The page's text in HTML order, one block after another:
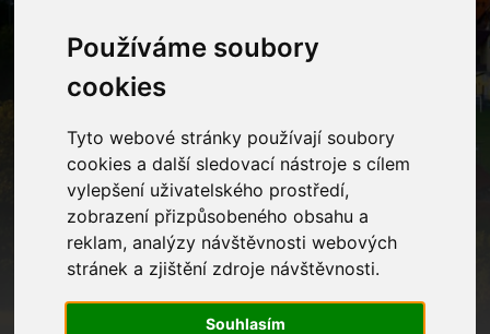
Používáme soubory
cookies
Tyto webové stránky používají soubory
cookies a další sledovací nástroje s cílem
vylepšení uživatelského prostředí,
zobrazení přizpůsobeného obsahu a
reklam, analýzy návštěvnosti webových
stránek a zjištění zdroje návštěvnosti.
Souhlasím
Smuteční oznámení
Home Smuteční oznámení